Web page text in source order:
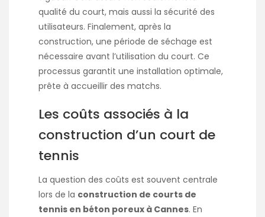
qualité du court, mais aussi la sécurité des
utilisateurs. Finalement, après la
construction, une période de séchage est
nécessaire avant l’utilisation du court. Ce
processus garantit une installation optimale,
prête à accueillir des matchs.
Les coûts associés à la
construction d’un court de
tennis
La question des coûts est souvent centrale
lors de la construction de courts de
tennis en béton poreux à Cannes. En